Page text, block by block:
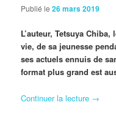
Publié le26 mars 2019
L’auteur, Tetsuya
vie, de sa jeunesse
ses actuels ennuis de
format plus grand est
Continuer la lecture →